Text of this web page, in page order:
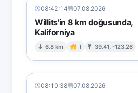
08:42:14 07.08.2026
Willits'in 8 km doğusunda,
Kaliforniya
6.8 km I 39.41, -123.26
08:10:38 07.08.2026